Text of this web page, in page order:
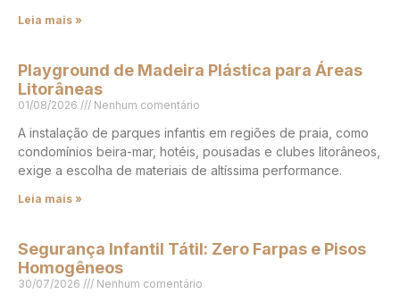
Leia mais »
Playground de Madeira Plástica para Áreas
Litorâneas
01/08/2026 Nenhum comentário
A instalação de parques infantis em regiões de praia, como
condomínios beira-mar, hotéis, pousadas e clubes litorâneos,
exige a escolha de materiais de altíssima performance.
Leia mais »
Segurança Infantil Tátil: Zero Farpas e Pisos
Homogêneos
30/07/2026 Nenhum comentário